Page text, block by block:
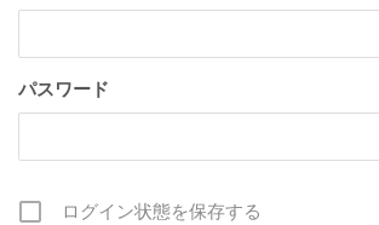
パスワード
ログイン状態を保存する